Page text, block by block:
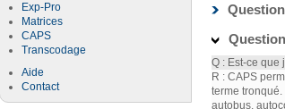
Exp-Pro
Matrices
CAPS
Transcodage
Aide
Contact
Q : Est-ce que
R : CAPS
terme
autobus,